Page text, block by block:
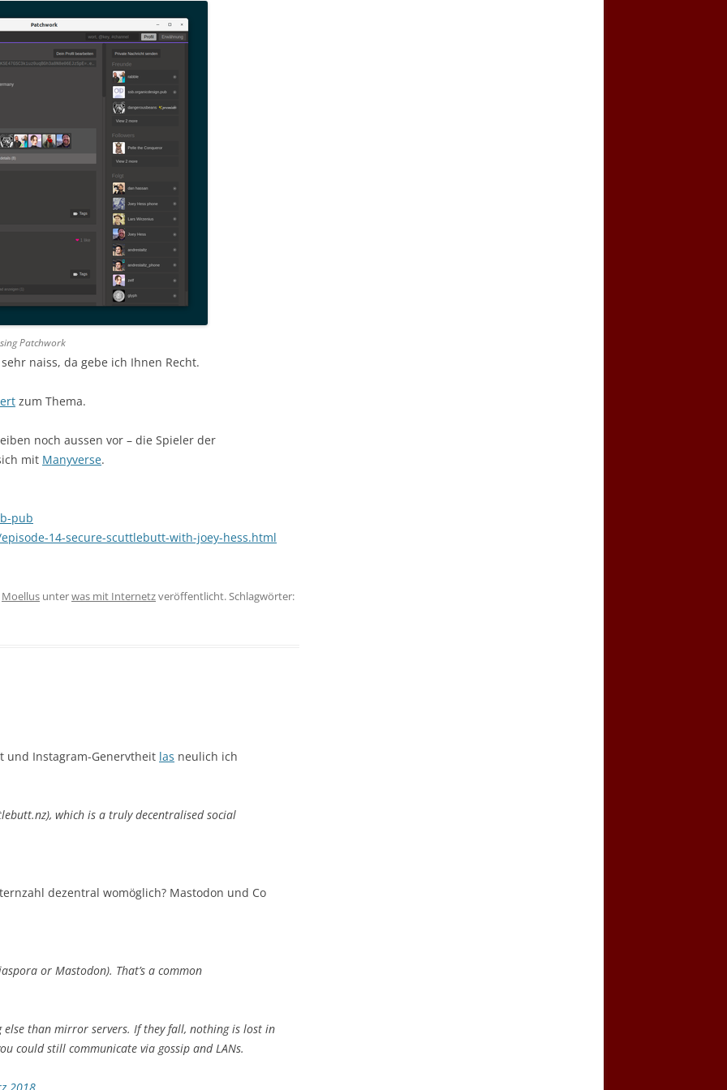
Patchwork
naiss, da gebe ich Ihnen Recht.
zum Thema.
noch aussen vor – die Spieler der
mit Manyverse.
pub
14-secure-scuttlebutt-with-joey-hess.html
Moellus unterwas mit Internetzveröffentlicht. Schlagwörter:
und Instagram-Genervtheit las neulich ich
which is a truly decentralised social
dezentral womöglich? Mastodon und Co
or Mastodon). That’s a common
else than mirror servers. If they fall, nothing is lost in
could still communicate via gossip and LANs.
2018